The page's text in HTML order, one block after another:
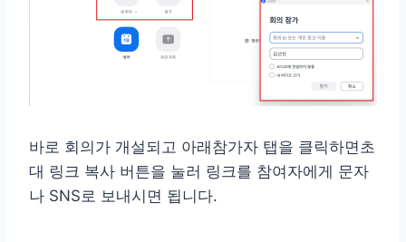
바로 회의가 개설되고 아래참가자 탭을 클릭하면초
대 링크 복사 버튼을 눌러 링크를 참여자에게 문자
나 SNS로 보내시면 됩니다.